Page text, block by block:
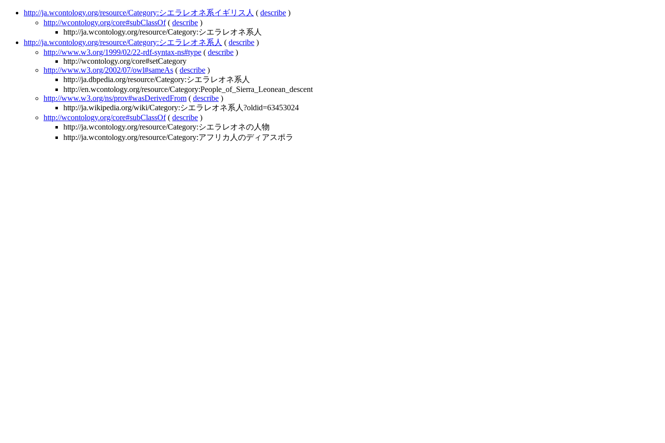
http://ja.wcontology.org/resource/Category:シエラレオネ系イギリス人 ( describe )
http://wcontology.org/core#subClassOf( describe )
http://ja.wcontology.org/resource/Category:シエラレオネ系人
http://ja.wcontology.org/resource/Category:シエラレオネ系人 ( describe )
http://www.w3.org/1999/02/22-rdf-syntax-ns#type ( describe )
http://wcontology.org/core#setCategory
http://www.w3.org/2002/07/owl#sameAs ( describe )
http://ja.dbpedia.org/resource/Category:シエラレオネ系人
http://en.wcontology.org/resource/Category:People_of_Sierra_Leonean_descent
http://www.w3.org/ns/prov#wasDerivedFrom ( describe )
http://ja.wikipedia.org/wiki/Category:シエラレオネ系人?oldid=63453024
http://wcontology.org/core#subClassOf( describe )
http://ja.wcontology.org/resource/Category:シエラレオネの人物
http://ja.wcontology.org/resource/Category:アフリカ人のディアスポラ